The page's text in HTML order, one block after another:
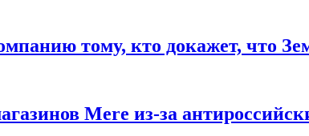
тому, кто докажет, что
Mere из-за